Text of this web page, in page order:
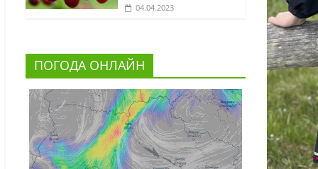
04.04.2023
ПОГОДА ОНЛАЙН